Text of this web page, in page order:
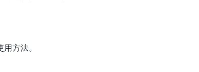
方法。